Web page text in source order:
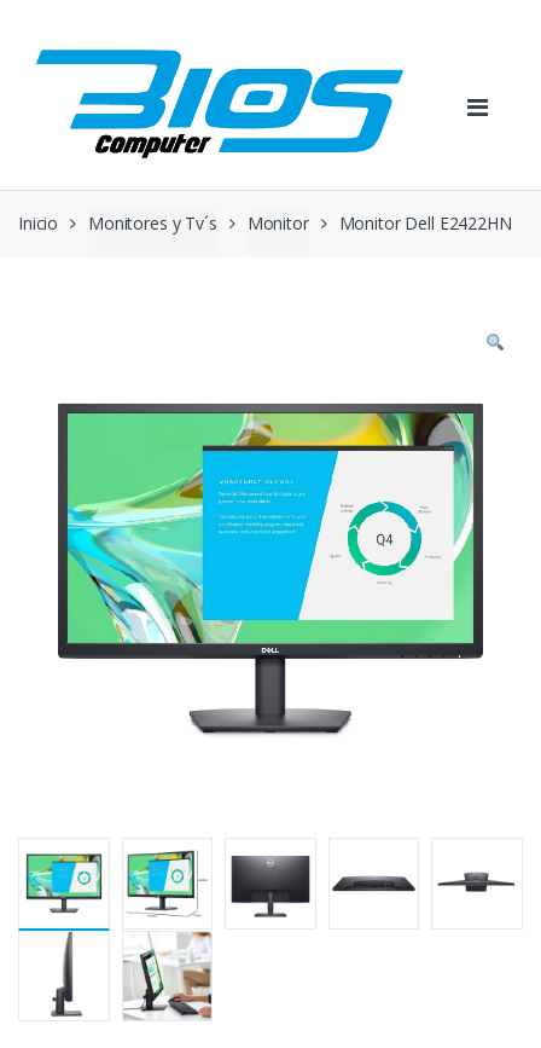
navigation
content
Inicio Monitores y Tv´s Monitor Monitor Dell E2422HN